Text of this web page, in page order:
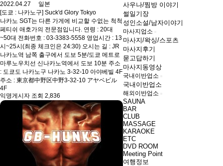
2022.04.27 일본
[도쿄 : 나카노구] Suck'd Glory Tokyo
나카노 SGT는 다른 가게에 비교할 수없는 척척
페티쉬 애호가의 전문점입니다. 연령 : 20대
~50대 전화번호 : 03-3383-5558 영업시간 : 13
시~25시(최종 체크인은 24:30) 오시는 길 : JR
나카노역 남쪽 출구에서 도보 5분/도쿄 메트로
마루노우치선 신나카노역에서 도보 10분 주소
: 도쿄도 나카노구 나카노 3-32-10 아야베빌 4F
주소 : 東京都中野区中野3-32-10 アヤベビル
4F
익명게시자 조회 2,836
사우나/찜방 이야기
썰일기장
성인소설/남자이야기
마사지업소
마사지/왁싱/스포츠
마사지후기
묻고답하기
마사지동영상
국내이반업소
국내이반업소
해외이반업소
SAUNA
BAR
CLUB
MASSAGE
KARAOKE
ETC
DVD ROOM
Meeting Point
여행정보